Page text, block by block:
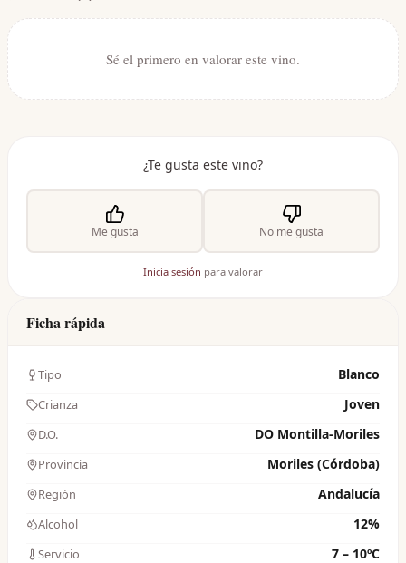
Sé el primero en valorar este vino.
¿Te gusta este vino?
Me gusta No me gusta
Inicia sesión para valorar
Ficha rápida
Tipo Blanco
Crianza Joven
D.O. DO Montilla-Moriles
Provincia Moriles (Córdoba)
Región Andalucía
Alcohol 12%
Servicio 7 – 10ºC